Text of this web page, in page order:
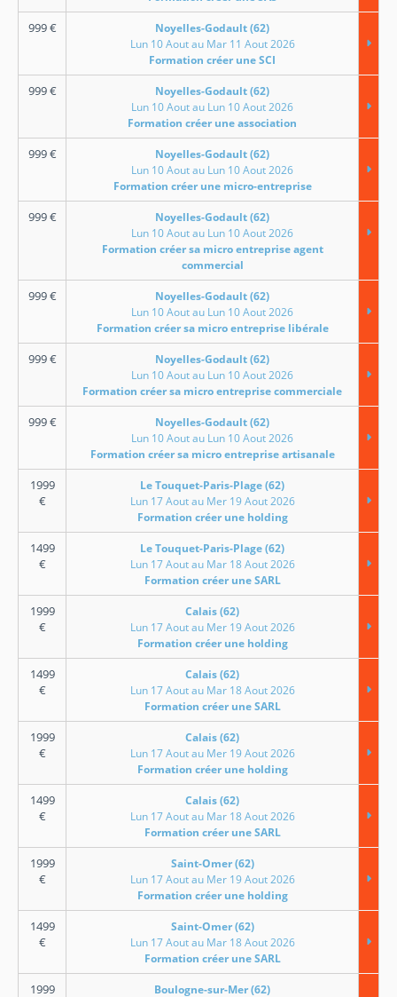
999€
Noyelles-Godault (62)
Lun 10 Aout au Mar 11 Aout 2026
Formation créer une SCI
999€
Noyelles-Godault (62)
Lun 10 Aout au Lun 10 Aout 2026
Formation créer une association
999€
Noyelles-Godault (62)
Lun 10 Aout au Lun 10 Aout 2026
Formation créer une micro-entreprise
999€
Noyelles-Godault (62)
Lun 10 Aout au Lun 10 Aout 2026
Formation créer sa micro entreprise agent
commercial
999€
Noyelles-Godault (62)
Lun 10 Aout au Lun 10 Aout 2026
Formation créer sa micro entreprise libérale
999€
Noyelles-Godault (62)
Lun 10 Aout au Lun 10 Aout 2026
Formation créer sa micro entreprise commerciale
999€
Noyelles-Godault (62)
Lun 10 Aout au Lun 10 Aout 2026
Formation créer sa micro entreprise artisanale
1999
€
Le Touquet-Paris-Plage (62)
Lun 17 Aout au Mer 19 Aout 2026
Formation créer une holding
1499
€
Le Touquet-Paris-Plage (62)
Lun 17 Aout au Mar 18 Aout 2026
Formation créer une SARL
1999
€
Calais (62)
Lun 17 Aout au Mer 19 Aout 2026
Formation créer une holding
1499
€
Calais (62)
Lun 17 Aout au Mar 18 Aout 2026
Formation créer une SARL
1999
€
Calais (62)
Lun 17 Aout au Mer 19 Aout 2026
Formation créer une holding
1499
€
Calais (62)
Lun 17 Aout au Mar 18 Aout 2026
Formation créer une SARL
1999
€
Saint-Omer (62)
Lun 17 Aout au Mer 19 Aout 2026
Formation créer une holding
1499
€
Saint-Omer (62)
Lun 17 Aout au Mar 18 Aout 2026
Formation créer une SARL
1999
Boulogne-sur-Mer (62)